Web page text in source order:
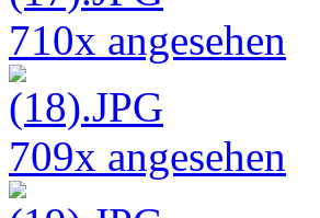
710x angesehen
709x angesehen